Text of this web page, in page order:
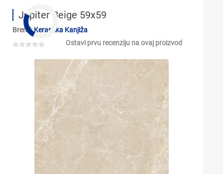
Jupiter Beige 59x59
Brend:Keramika Kanjiža
Ostavi prvu recenziju na ovaj proizvod